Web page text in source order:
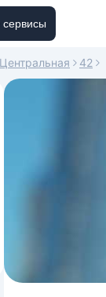
сервисы
Центральная 42